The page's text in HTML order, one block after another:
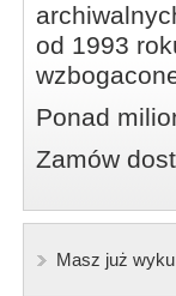
od 1993
Ponad
Zamów
Masz już